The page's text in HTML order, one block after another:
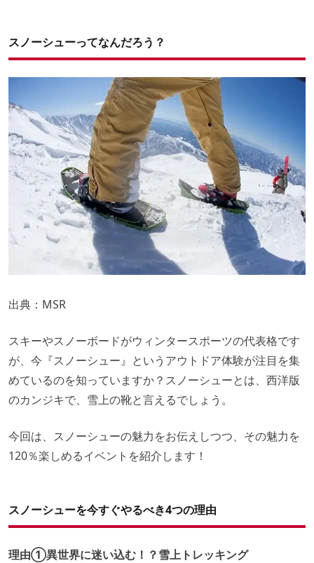
スノーシューってなんだろう？
出典： MSR
スキーやスノーボードがウィンタースポーツの代表格です
が、今『スノーシュー』というアウトドア体験が注目を集
めているのを知っていますか？スノーシューとは、西洋版
のカンジキで、雪上の靴と言えるでしょう。
今回は、スノーシューの魅力をお伝えしつつ、その魅力を
120％楽しめるイベントを紹介します！
スノーシューを今すぐやるべき4つの理由
理由①異世界に迷い込む！？雪上トレッキング